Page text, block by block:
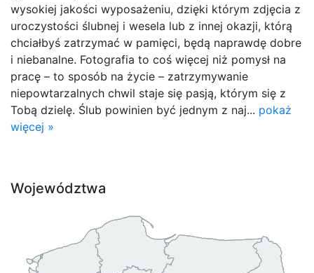
wysokiej jakości wyposażeniu, dzięki którym zdjęcia z
uroczystości ślubnej i wesela lub z innej okazji, którą
chciałbyś zatrzymać w pamięci, będą naprawdę dobre
i niebanalne. Fotografia to coś więcej niż pomysł na
pracę – to sposób na życie – zatrzymywanie
niepowtarzalnych chwil staje się pasją, którym się z
Tobą dzielę. Ślub powinien być jednym z naj... pokaż
więcej »
Województwa